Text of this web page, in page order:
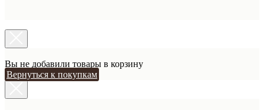
Вы не добавили товары в корзину
Вернуться к покупкам